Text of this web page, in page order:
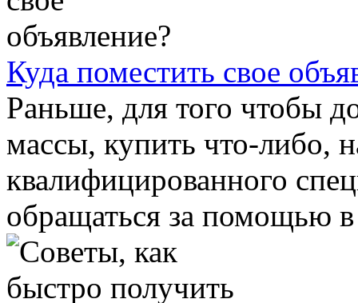
Куда поместить свое
Раньше, для того чтобы
массы, купить что-либо,
квалифицированного
обращаться за помощью